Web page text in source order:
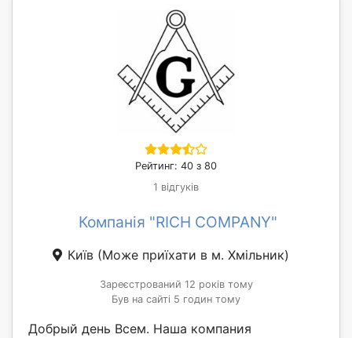
Рейтинг: 40 з 80
1 відгуків
Компанія "RICH COMPANY"
Київ (Може приїхати в м. Хмільник)
Зареєстрований 12 років тому
Був на сайті 5 годин тому
Добрый день Всем. Наша компания